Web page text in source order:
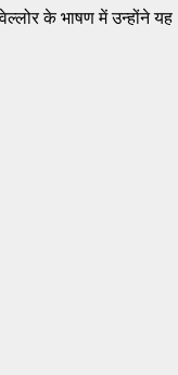
के भाषण में उन्होंने यह